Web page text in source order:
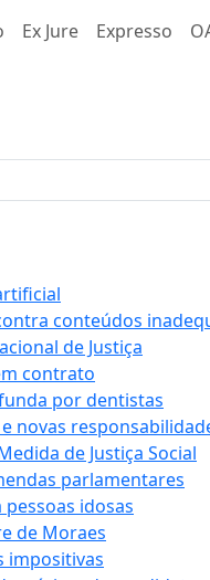
Ex Jure Expresso
conteúdos
de Justiça
contrato
por dentistas
novas
de Justiça Social
parlamentares
idosas
de Moraes
impositivas